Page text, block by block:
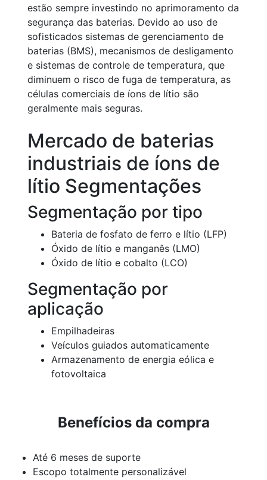
estão sempre investindo no aprimoramento da
segurança das baterias. Devido ao uso de
sofisticados sistemas de gerenciamento de
baterias (BMS), mecanismos de desligamento
e sistemas de controle de temperatura, que
diminuem o risco de fuga de temperatura, as
células comerciais de íons de lítio são
geralmente mais seguras.
Mercado de baterias
industriais de íons de
lítio Segmentações
Segmentação por tipo
Bateria de fosfato de ferro e lítio (LFP)
Óxido de lítio e manganês (LMO)
Óxido de lítio e cobalto (LCO)
Segmentação por
aplicação
Empilhadeiras
Veículos guiados automaticamente
Armazenamento de energia eólica e
fotovoltaica
Benefícios da compra
Até 6 meses de suporte
Escopo totalmente personalizável